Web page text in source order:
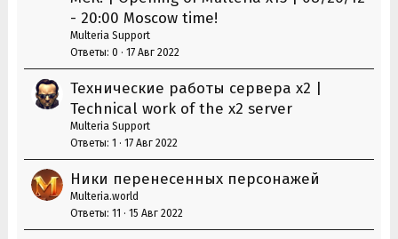
- 20:00 Moscow time!
Multeria Support
Ответы 0 17 Авг 2022
Технические работы сервера х2 |
Technical work of the x2 server
Multeria Support
Ответы 1 17 Авг 2022
Ники перенесенных персонажей
Multeria.world
Ответы 11 15 Авг 2022